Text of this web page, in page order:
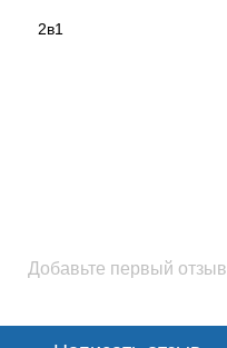
2в1
Добавьте первый отзыв